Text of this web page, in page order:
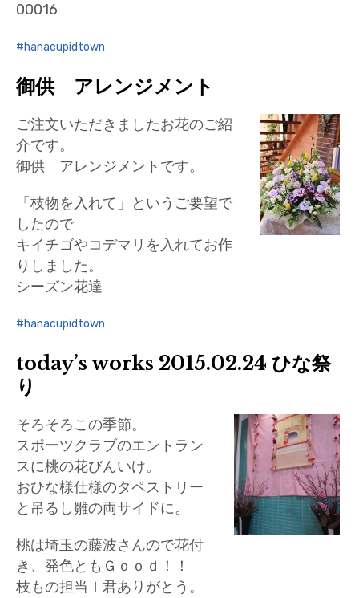
00016
hanacupidtown
御供 アレンジメント
ご注文いただきましたお花のご紹
介です。
御供 アレンジメントです。
「枝物を入れて」というご要望で
したので
キイチゴやコデマリを入れてお作
りしました。
シーズン花達
hanacupidtown
today’s works 2015.02.24 ひな祭
り
そろそろこの季節。
スポーツクラブのエントラン
スに桃の花びんいけ。
おひな様仕様のタペストリー
と吊るし雛の両サイドに。
桃は埼玉の藤波さんので花付
き、発色ともＧｏｏｄ！！
枝もの担当Ｉ君ありがとう。